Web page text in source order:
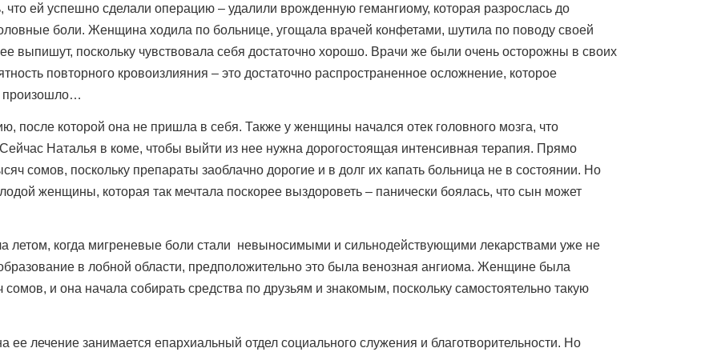
ей успешно сделали операцию – удалили врожденную гемангиому, которая разрослась до
боли. Женщина ходила по больнице, угощала врачей конфетами, шутила по поводу своей
выпишут, поскольку чувствовала себя достаточно хорошо. Врачи же были очень осторожны в своих
повторного кровоизлияния – это достаточно распространенное осложнение, которое
произошло…
после которой она не пришла в себя. Также у женщины начался отек головного мозга, что
Сейчас Наталья в коме, чтобы выйти из нее нужна дорогостоящая интенсивная терапия. Прямо
сомов, поскольку препараты заоблачно дорогие и в долг их капать больница не в состоянии. Но
женщины, которая так мечтала поскорее выздороветь – панически боялась, что сын может
летом, когда мигреневые боли стали невыносимыми и сильнодействующими лекарствами уже не
в лобной области, предположительно это была венозная ангиома. Женщине была
и она начала собирать средства по друзьям и знакомым, поскольку самостоятельно такую
ее лечение занимается епархиальный отдел социального служения и благотворительности. Но